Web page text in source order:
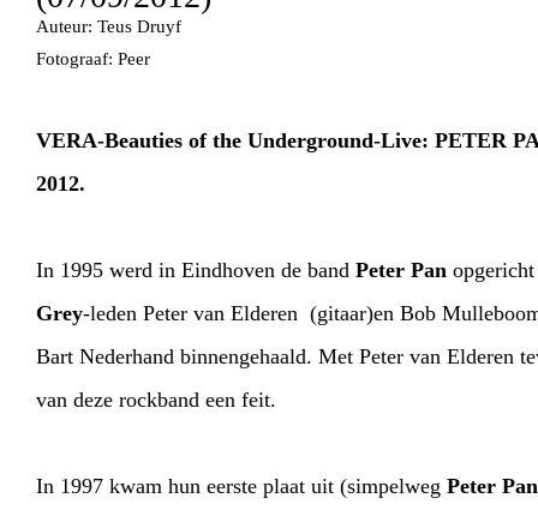
Auteur: Teus Druyf
Fotograaf: Peer
VERA-Beauties of the Underground-Live: PETER
2012.
In 1995 werd in Eindhoven de band Peter Pan
Grey-leden Peter van Elderen (gitaar)en Bob
Bart Nederhand binnengehaald. Met Peter van Elderen
van deze rockband een feit.
In 1997 kwam hun eerste plaat uit (simpelweg Peter Pan